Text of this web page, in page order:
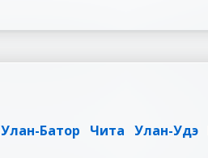
Улан-Батор Чита Улан-Удэ